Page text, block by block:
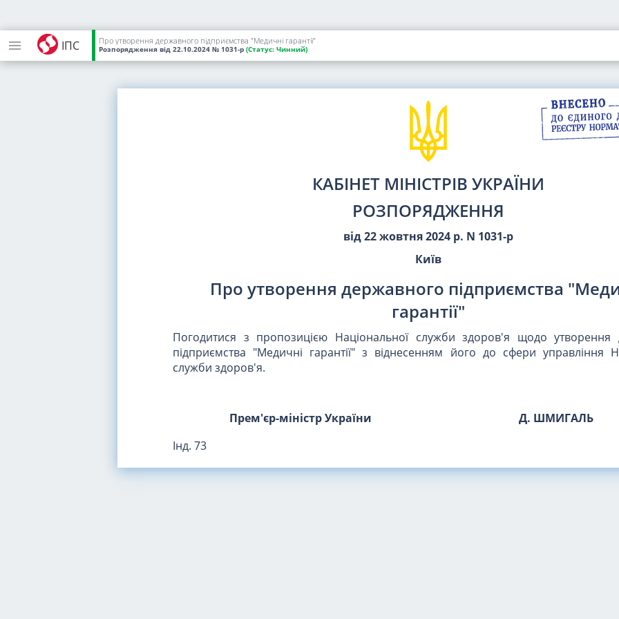
ІПС Про утворення державного підприємства "Медичні гарантії"
Розпорядження від 22.10.2024 № 1031-р (Статус: Чинний)
КАБІНЕТ МІНІСТРІВ УКРАЇНИ
РОЗПОРЯДЖЕННЯ
від 22 жовтня 2024 р. N 1031-р
Київ
Про утворення державного підприємства
гарантії"
Погодитися з пропозицією Національної служби здоров'я щодо утворення
підприємства "Медичні гарантії" з віднесенням його до сфери управління
служби здоров'я.
Прем'єр-міністр України
Д. ШМИГАЛЬ
Інд. 73